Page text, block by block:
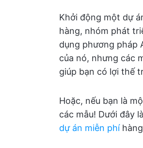
Khởi động một dự
hàng, nhóm phát
dụng phương pháp
của nó, nhưng các
giúp bạn có lợi thế
Hoặc, nếu bạn là
các mẫu! Dưới đây
dự án miễn phí